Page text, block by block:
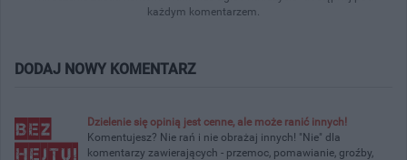
każdym komentarzem.
DODAJ NOWY KOMENTARZ
Dzielenie się opinią jest cenne, ale może ranić innych!
Komentujesz? Nie rań i nie obrażaj innych! "Nie" dla
komentarzy zawierających - przemoc, pomawianie, groźby,